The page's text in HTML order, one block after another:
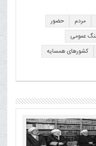
مردم
حضور
عمومی
کشورهای همسایه